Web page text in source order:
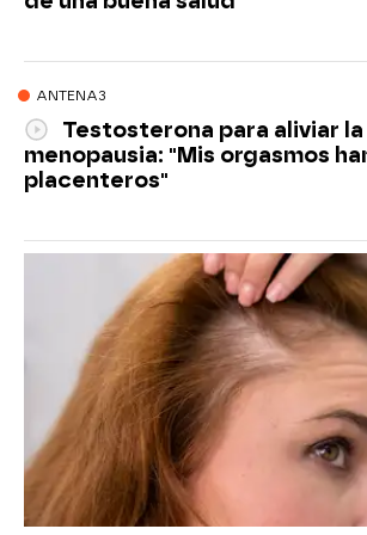
ANTENA3
Testosterona para aliviar la
menopausia: "Mis orgasmos
placenteros"